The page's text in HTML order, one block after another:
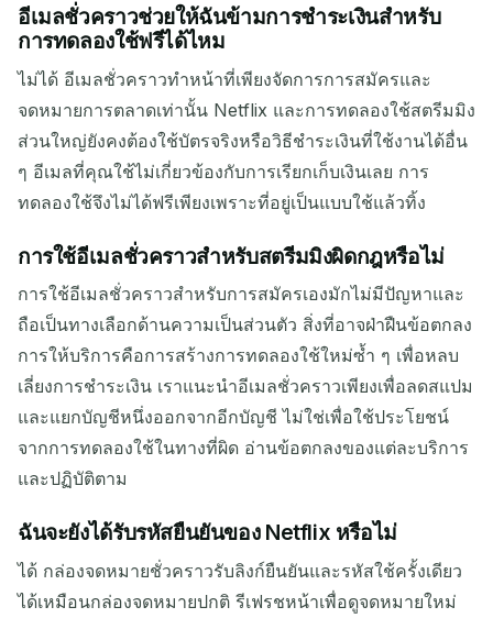
อีเมลชั่วคราวช่วยให้ฉันข้ามการชำระเงินสำหรับ
การทดลองใช้ฟรีได้ไหม
ไม่ได้ อีเมลชั่วคราวทำหน้าที่เพียงจัดการการสมัครและ
จดหมายการตลาดเท่านั้น Netflix และการทดลองใช้สตรีมมิง
ส่วนใหญ่ยังคงต้องใช้บัตรจริงหรือวิธีชำระเงินที่ใช้งานได้อื่น
ๆ อีเมลที่คุณใช้ไม่เกี่ยวข้องกับการเรียกเก็บเงินเลย การ
ทดลองใช้จึงไม่ได้ฟรีเพียงเพราะที่อยู่เป็นแบบใช้แล้วทิ้ง
การใช้อีเมลชั่วคราวสำหรับสตรีมมิงผิดกฎหรือไม่
การใช้อีเมลชั่วคราวสำหรับการสมัครเองมักไม่มีปัญหาและ
ถือเป็นทางเลือกด้านความเป็นส่วนตัว สิ่งที่อาจฝ่าฝืนข้อตกลง
การให้บริการคือการสร้างการทดลองใช้ใหม่ซ้ำ ๆ เพื่อหลบ
เลี่ยงการชำระเงิน เราแนะนำอีเมลชั่วคราวเพียงเพื่อลดสแปม
และแยกบัญชีหนึ่งออกจากอีกบัญชี ไม่ใช่เพื่อใช้ประโยชน์
จากการทดลองใช้ในทางที่ผิด อ่านข้อตกลงของแต่ละบริการ
และปฏิบัติตาม
ฉันจะยังได้รับรหัสยืนยันของ Netflix หรือไม่
ได้ กล่องจดหมายชั่วคราวรับลิงก์ยืนยันและรหัสใช้ครั้งเดียว
ได้เหมือนกล่องจดหมายปกติ รีเฟรชหน้าเพื่อดูจดหมายใหม่